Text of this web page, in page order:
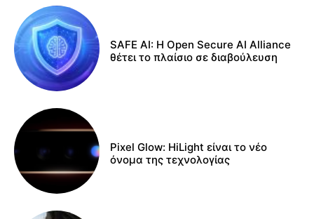
SAFE AI: Η Open Secure AI Alliance
θέτει το πλαίσιο σε διαβούλευση
Pixel Glow: HiLight είναι το νέο
όνομα της τεχνολογίας